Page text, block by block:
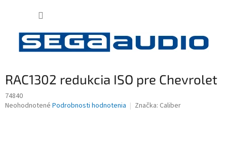
RAC1302 redukcia ISO pre Chevrolet
74840
Priemerné
Neohodnotené Podrobnosti hodnotenia Značka: Caliber